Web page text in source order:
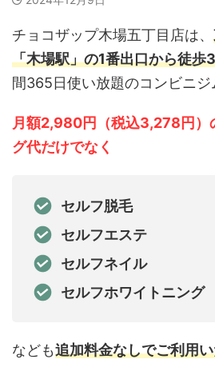
チョコザップ木場五丁目店は、
「木場駅」の1番出口から徒歩
間365日使い放題のコンビニジ
月額2,980円（税込3,278円）
グ代だけでなく
セルフ脱毛
セルフエステ
セルフネイル
セルフホワイトニング
なども追加料金なしでご利用